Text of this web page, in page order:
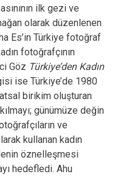
ilk gezi ve
olarak düzenlenen
Es’in Türkiye fotoğraf
fotoğrafçının
Göz Türkiye’den Kadın
ise Türkiye’de 1980
birikim oluşturan
günümüze değin
ve
kullanan kadın
öznelleşmesi
hedefledi. Ahu